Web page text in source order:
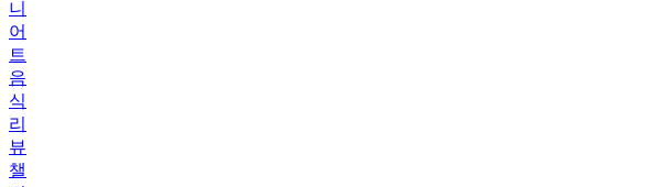
트
음
식
리
뷰
챌
린
지